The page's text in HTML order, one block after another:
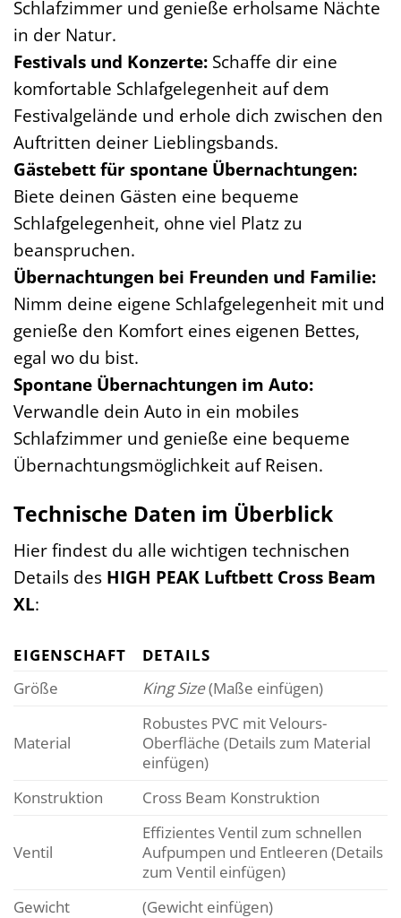
Schlafzimmer und genieße erholsame Nächte
in der Natur.
Festivals und Konzerte: Schaffe dir eine
komfortable Schlafgelegenheit auf dem
Festivalgelände und erhole dich zwischen den
Auftritten deiner Lieblingsbands.
Gästebett für spontane Übernachtungen:
Biete deinen Gästen eine bequeme
Schlafgelegenheit, ohne viel Platz zu
beanspruchen.
Übernachtungen bei Freunden und Familie:
Nimm deine eigene Schlafgelegenheit mit und
genieße den Komfort eines eigenen Bettes,
egal wo du bist.
Spontane Übernachtungen im Auto:
Verwandle dein Auto in ein mobiles
Schlafzimmer und genieße eine bequeme
Übernachtungsmöglichkeit auf Reisen.
Technische Daten im Überblick
Hier findest du alle wichtigen technischen
Details des HIGH PEAK Luftbett Cross Beam
XL:
EIGENSCHAFT
DETAILS
Größe
King Size(Maße einfügen)
Material
Robustes PVC mit Velours-
Oberfläche (Details zum Material
einfügen)
Konstruktion
Cross Beam Konstruktion
Ventil
Effizientes Ventil zum schnellen
Aufpumpen und Entleeren (Details
zum Ventil einfügen)
Gewicht
(Gewicht einfügen)